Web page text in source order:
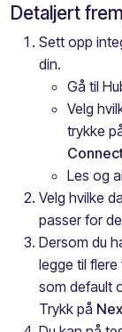
Detaljert
Sett opp
din.
Gå til
Velg
trykke
Les og
Velg hvilke
passer for
Dersom du
legge til
som default
Trykk på